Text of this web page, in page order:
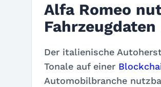
Alfa Romeo
Der italienische
Tonale auf einer
Automobilbranche